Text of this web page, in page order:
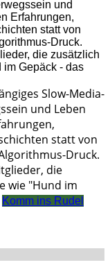
Slow-Media-
und Leben
statt von
Druck.
die
wie "Hund im
Komm ins Rudel